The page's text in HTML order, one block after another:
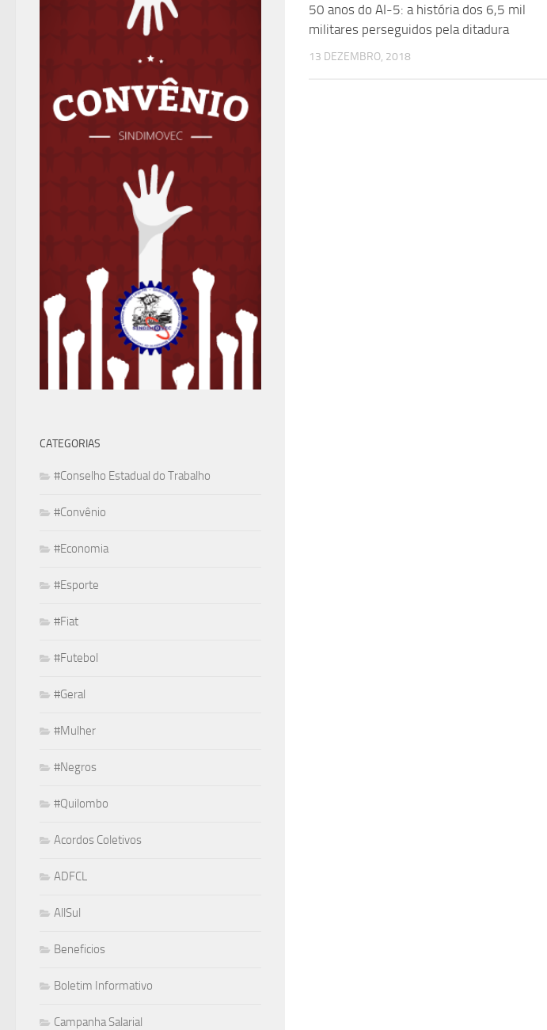
50 anos do AI-5: a história dos 6,5 mil
militares perseguidos pela ditadura
13 DEZEMBRO, 2018
CATEGORIAS
#Conselho Estadual do Trabalho
#Convênio
#Economia
#Esporte
#Fiat
#Futebol
#Geral
#Mulher
#Negros
#Quilombo
Acordos Coletivos
ADFCL
AllSul
Beneficios
Boletim Informativo
Campanha Salarial